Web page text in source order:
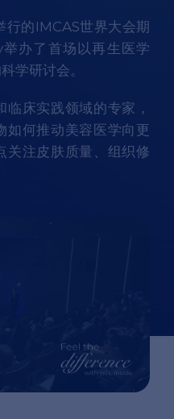
的IMCAS世界大会期
办了首场以再生医学
学研讨会。
床实践领域的专家，
如何推动美容医学向更
关注皮肤质量、组织修